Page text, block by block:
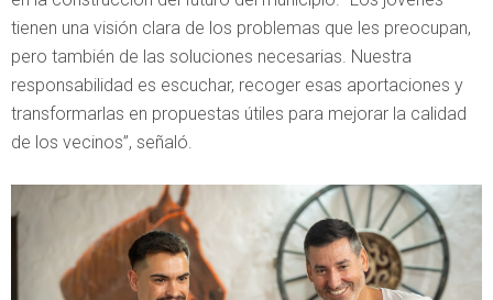
tienen una visión clara de los problemas que les preocupan,
pero también de las soluciones necesarias. Nuestra
responsabilidad es escuchar, recoger esas aportaciones y
transformarlas en propuestas útiles para mejorar la calidad
de los vecinos”, señaló.